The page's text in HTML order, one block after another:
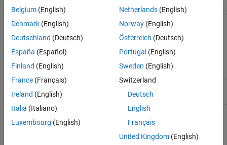
savepath Save current search path
userpath
View or change default user work
pathsep
Search path separator for current
change search path
restoredefaultpath
Restore search path to factory-
installed state
Refresh function and file system path
Belgium (English)
Denmark (English)
Deutschland (Deutsch)
España (Español)
Finland (English)
France (Français)
Ireland (English)
Italia (Italiano)
Luxembourg (English)
Netherlands(English)
Norway(English)
Österreich (Deutsch)
Portugal (English)
Sweden (English)
Switzerland
Deutsch
English
Français
United Kingdom(English)